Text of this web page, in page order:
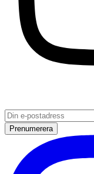
Prenumerera